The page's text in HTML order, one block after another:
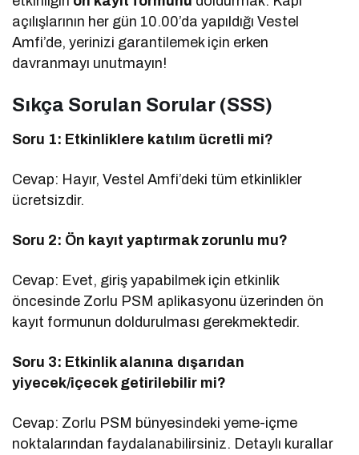
açılışlarının her gün 10.00’da yapıldığı Vestel
Amfi’de, yerinizi garantilemek için erken
davranmayı unutmayın!
Sıkça Sorulan Sorular (SSS)
Soru 1: Etkinliklere katılım ücretli mi?
Cevap: Hayır, Vestel Amfi’deki tüm etkinlikler
ücretsizdir.
Soru 2: Ön kayıt yaptırmak zorunlu mu?
Cevap: Evet, giriş yapabilmek için etkinlik
öncesinde Zorlu PSM aplikasyonu üzerinden ön
kayıt formunun doldurulması gerekmektedir.
Soru 3: Etkinlik alanına dışarıdan
yiyecek/içecek getirilebilir mi?
Cevap: Zorlu PSM bünyesindeki yeme-içme
noktalarından faydalanabilirsiniz. Detaylı kurallar